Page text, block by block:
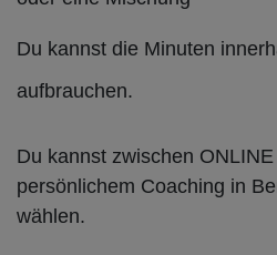
Du kannst die Minuten
aufbrauchen.
Du kannst zwischen
persönlichem Coaching in
wählen.